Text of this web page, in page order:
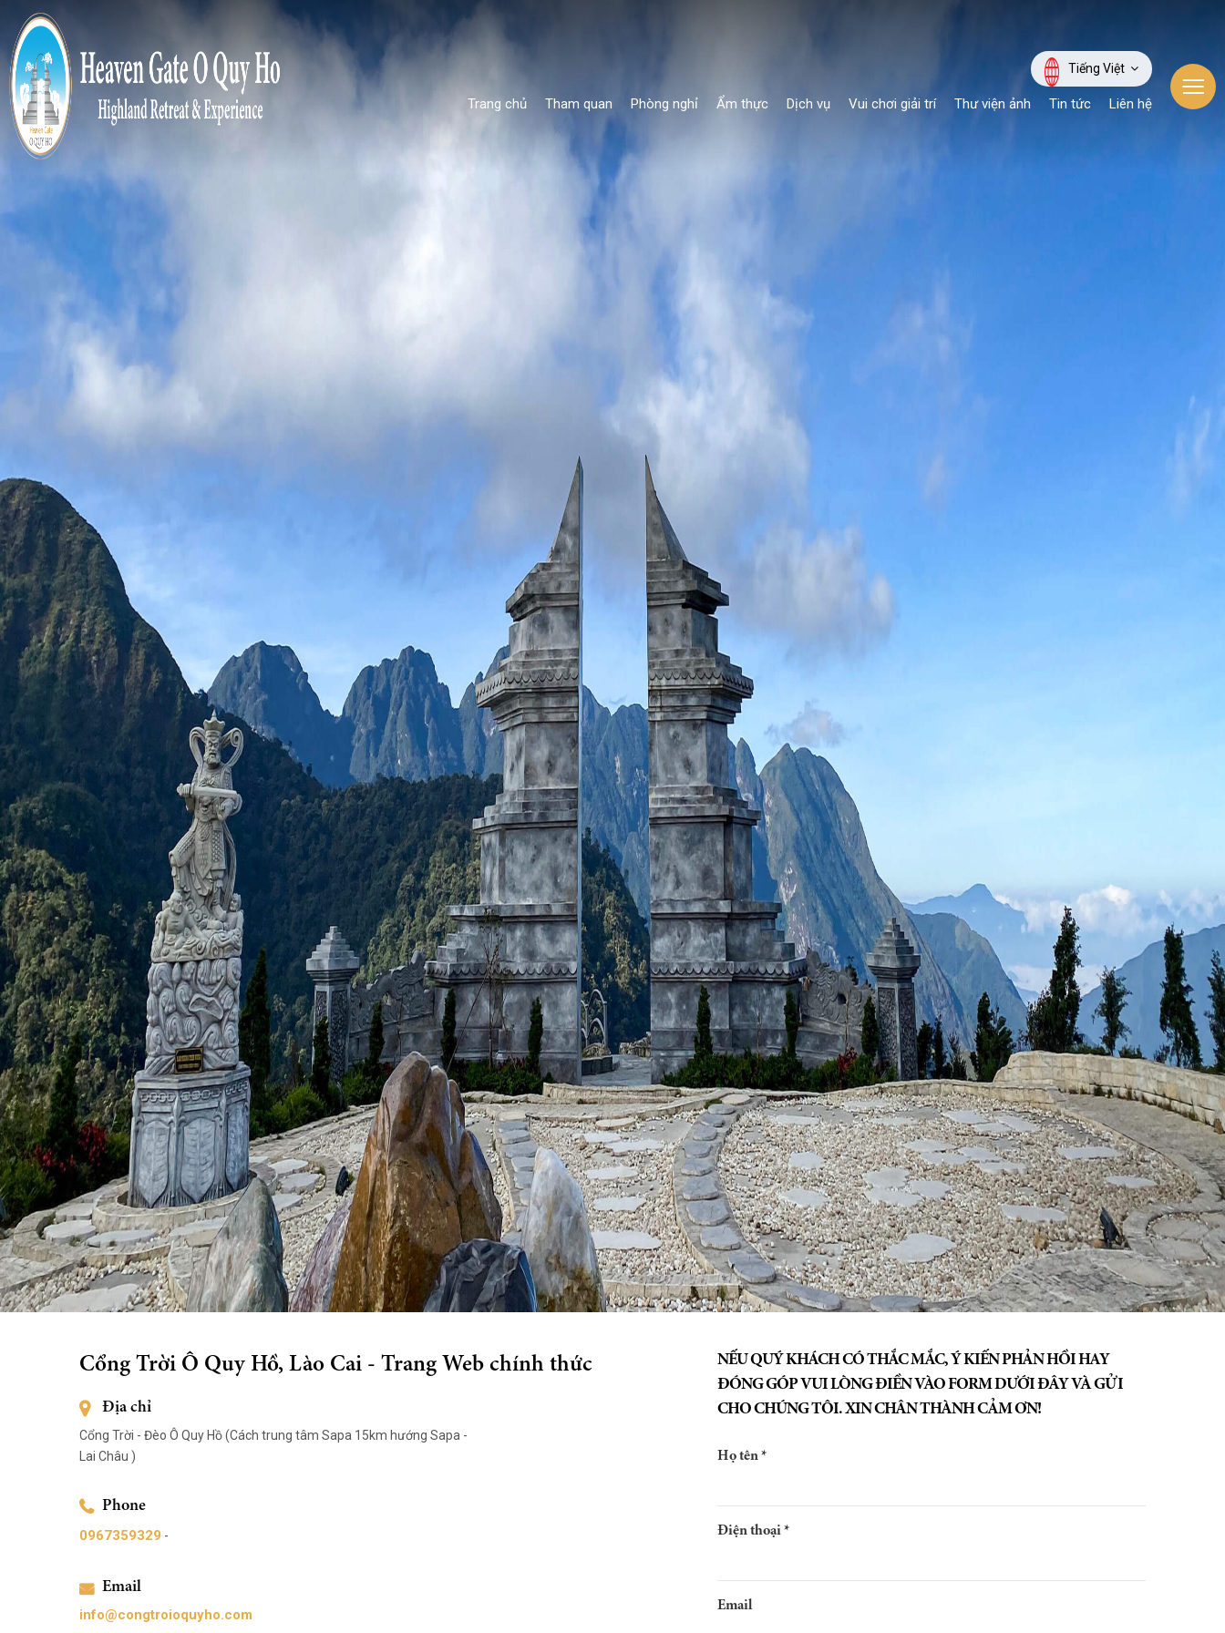
Tiếng Việt
Trang chủ Tham quan Phòng nghỉ Ẩm thực Dịch vụ Vui chơi giải trí Thư viện ảnh Tin tức Liên hệ
Cổng Trời Ô Quy Hồ, Lào Cai - Trang Web chính thức
Địa chỉ
Cổng Trời - Đèo Ô Quy Hồ (Cách trung tâm Sapa 15km hướng Sapa -
Lai Châu )
Phone
0967359329 -
Email
info@congtroioquyho.com
NẾU QUÝ KHÁCH CÓ THẮC MẮC, Ý KIẾN PHẢN HỒI HAY
ĐÓNG GÓP VUI LÒNG ĐIỀN VÀO FORM DƯỚI ĐÂY VÀ GỬI
CHO CHÚNG TÔI. XIN CHÂN THÀNH CẢM ƠN!
Họ tên *
Điện thoại *
Email